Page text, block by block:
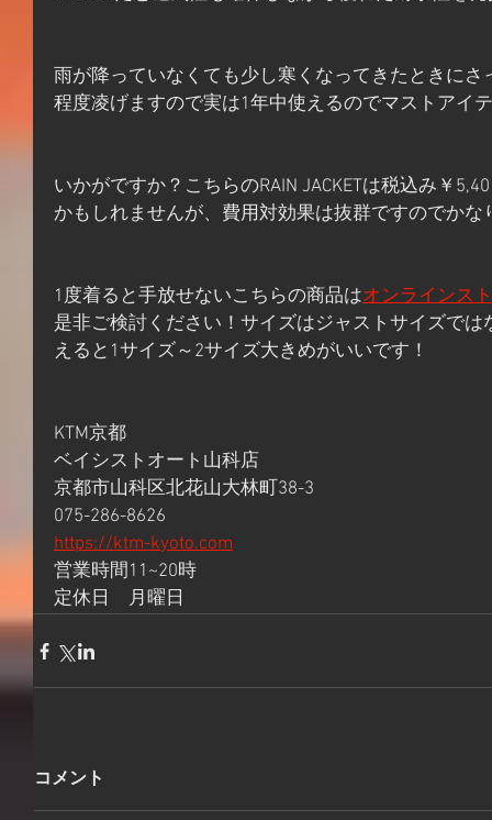
雨が降っていなくても少し寒くなってきたときに
程度凌げますので実は1年中使えるのでマストアイ
いかがですか？こちらのRAIN JACKETは税込み￥
かもしれませんが、費用対効果は抜群ですのでかな
1度着ると手放せないこちらの商品はオンラインス
是非ご検討ください！サイズはジャストサイズで
えると1サイズ～2サイズ大きめがいいです！
KTM京都
ベイシストオート山科店
京都市山科区北花山大林町38-3
075-286-8626
https://ktm-kyoto.com
営業時間11~20時
定休日　月曜日
コメント